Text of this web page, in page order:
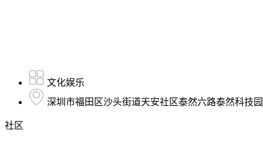
文化娱乐
深圳市福田区沙头街道天安社区泰然六路泰然科技
社区